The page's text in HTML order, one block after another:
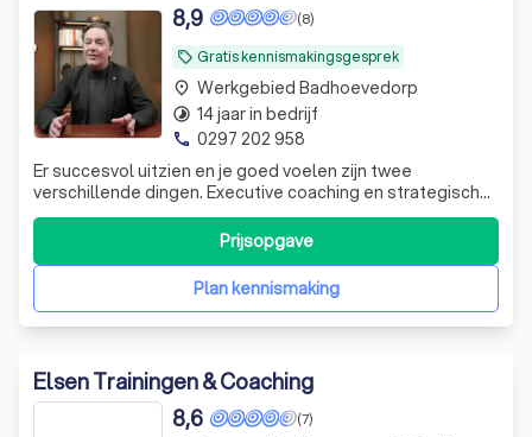
local_offer Gratis kennismakingsgesprek
(8)
8,9
Er succesvol uitzien en je goed voelen zijn twee
verschillende dingen. Executive coaching en strategisch
sparren voor ondernemers en leiders die helderheid,
richting en betere keuzes zoeken.
Plan kennismaking
Prijsopgave
place Werkgebied Badhoevedorp
timelapse 14 jaar in bedrijf
phone 0297 202 958
Elsen Trainingen & Coaching
(7)
8,6